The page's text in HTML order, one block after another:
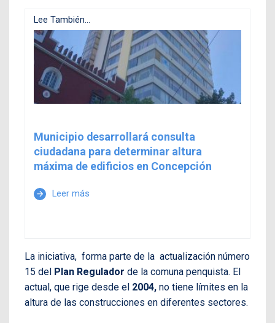
Lee También...
Municipio desarrollará consulta
ciudadana para determinar altura
máxima de edificios en Concepción
arrow_forward Leer más
La iniciativa, forma parte de la actualización número
15 del Plan Regulador de la comuna penquista. El
actual, que rige desde el 2004, no tiene límites en la
altura de las construcciones en diferentes sectores.